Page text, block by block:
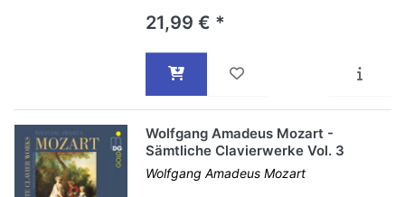
21,99 € *
Wolfgang Amadeus Mozart -
Sämtliche Clavierwerke Vol. 3
Wolfgang Amadeus Mozart